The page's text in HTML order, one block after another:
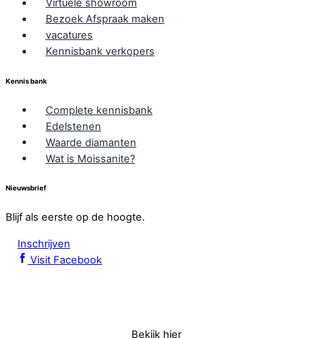
Virtuele showroom
Bezoek Afspraak maken
vacatures
Kennisbank verkopers
Kennis bank
Complete kennisbank
Edelstenen
Waarde diamanten
Wat is Moissanite?
Nieuwsbrief
Blijf als eerste op de hoogte.
Inschrijven
Visit Facebook
Bekijk hier